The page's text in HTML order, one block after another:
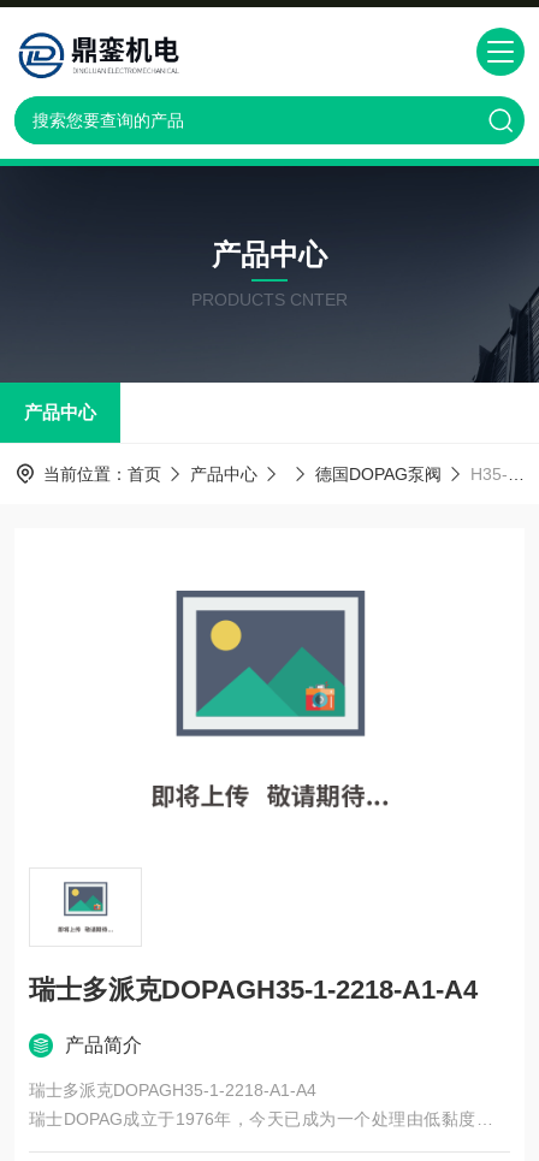
产品中心
PRODUCTS CNTER
产品中心
当前位置： 首页 产品中心 德国DOPAG泵阀 H35-1-2218-A1-A4瑞士多派克DOPAGH35-1-2218-A1-A4
瑞士多派克DOPAGH35-1-2218-A1-A4
产品简介
瑞士多派克DOPAGH35-1-2218-A1-A4
瑞士DOPAG成立于1976年，今天已成为一个处理由低黏度到高
黏度的单组分物料和多组分聚合物的，计量混和系统的**性*和制